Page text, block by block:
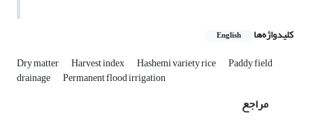
کلیدواژه‌ها English
Dry matter Harvest index Hashemi variety rice Paddy field
drainage Permanent flood irrigation
مراجع